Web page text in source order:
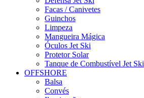
Facas / Canivetes
Guinchos
Limpeza
Mangueira Mágica
Óculos Jet Ski
Protetor Solar
Tanque de Combustível Jet Ski
OFFSHORE
Balsa
Convés